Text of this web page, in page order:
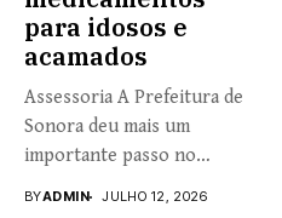
para idosos e
acamados
Assessoria A Prefeitura de
Sonora deu mais um
importante passo no
BYADMIN JULHO 12, 2026